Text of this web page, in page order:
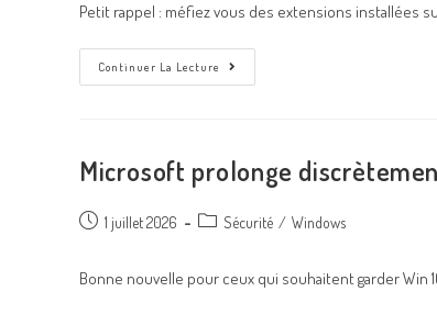
Petit rappel : méfiez vous des extensions installées
Continuer La Lecture
Microsoft prolonge
1 juillet 2026 Sécurité / Windows
Bonne nouvelle pour ceux qui souhaitent garder Win